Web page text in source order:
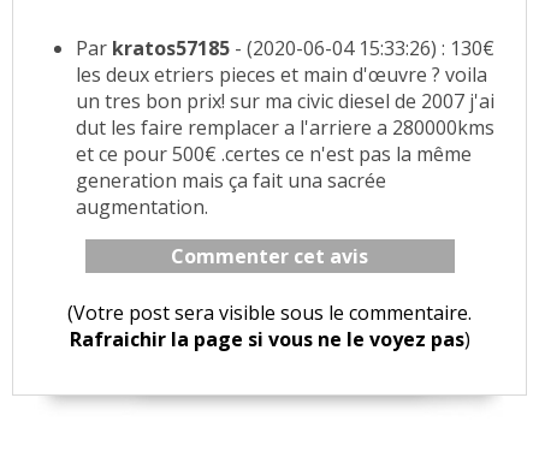
Par kratos57185 - (2020-06-04 15:33:26) : 130€
les deux etriers pieces et main d'œuvre ? voila
un tres bon prix! sur ma civic diesel de 2007 j'ai
dut les faire remplacer a l'arriere a 280000kms
et ce pour 500€ .certes ce n'est pas la même
generation mais ça fait una sacrée
augmentation.
Commenter cet avis
(Votre post sera visible sous le commentaire.
Rafraichir la page si vous ne le voyez pas)